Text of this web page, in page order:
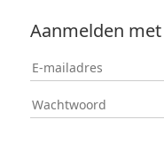
Aanmelden